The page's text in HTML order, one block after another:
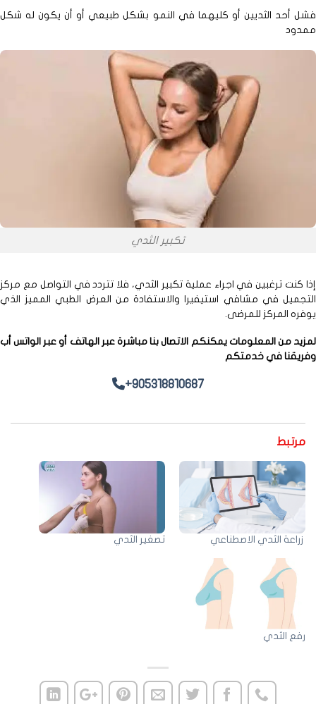
أحد الثديين أو كليهما في النمو بشكل طبيعي أو أن يكون له شكل
تكبير الثدي
ترغبين في اجراء عملية تكبير الثدي، فلا تتردد في التواصل مع مركز
في مشافي استيفيرا والاستفادة من العرض الطبي المميز الذي
المركز للمرضى.
من المعلومات يمكنكم الاتصال بنا مباشرة عبر الهاتف أو عبر الواتس أب
في خدمتكم
+905318810687
الثدي الاصطناعي تصغير الثدي
الثدي